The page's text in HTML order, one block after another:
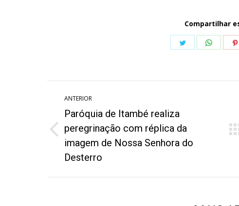
Compartilhar
Share Share
post:
ANTERIOR
Post
anterior:
Paróquia de Itambé realiza
peregrinação com réplica da
imagem de Nossa Senhora do
Desterro